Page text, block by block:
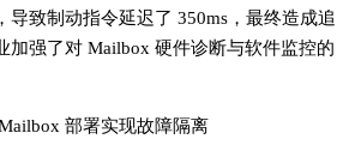
导致制动指令延迟了 350ms，最终造成追
加强了对 Mailbox 硬件诊断与软件监控的
部署实现故障隔离